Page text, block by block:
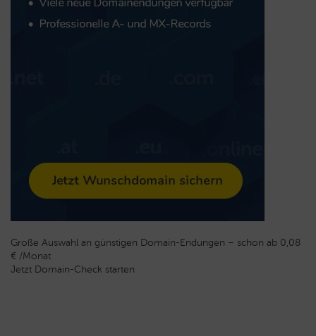
Große Auswahl an günstigen Domain-Endungen – schon ab 0,08
€ /Monat
Jetzt Domain-Check starten